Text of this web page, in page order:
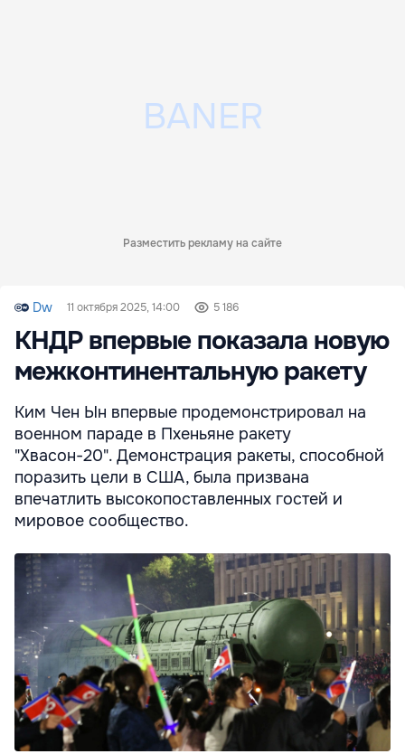
Разместить рекламу на сайте
Dw 11 октября 2025, 14:00 5 186
КНДР впервые показала новую
межконтинентальную ракету
Ким Чен Ын впервые продемонстрировал на
военном параде в Пхеньяне ракету
"Хвасон-20". Демонстрация ракеты, способной
поразить цели в США, была призвана
впечатлить высокопоставленных гостей и
мировое сообщество.